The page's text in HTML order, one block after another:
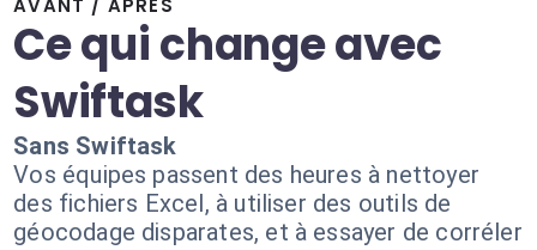
AVANT / APRÈS
Ce qui change avec
Swiftask
Sans Swiftask
Vos équipes passent des heures à nettoyer
des fichiers Excel, à utiliser des outils de
géocodage disparates, et à essayer de corréler